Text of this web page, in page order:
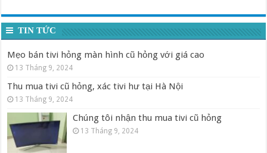
TIN TỨC
Mẹo bán tivi hỏng màn hình cũ hỏng với giá cao
13 Tháng 9, 2024
Thu mua tivi cũ hỏng, xác tivi hư tại Hà Nội
13 Tháng 9, 2024
Chúng tôi nhận thu mua tivi cũ hỏng
13 Tháng 9, 2024